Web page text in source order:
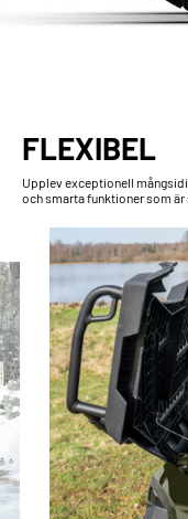
FLEXIBEL
Upplev exceptionell
och smarta funktioner som är